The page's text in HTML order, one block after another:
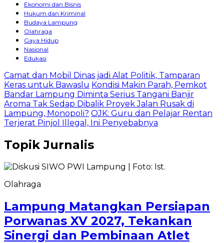
Ekonomi dan Bisnis
Hukum dan Kriminal
Budaya Lampung
Olahraga
Gaya Hidup
Nasional
Edukasi
Camat dan Mobil Dinas jadi Alat Politik, Tamparan
Keras untuk Bawaslu Kondisi Makin Parah, Pemkot
Bandar Lampung Diminta Serius Tangani Banjir
Aroma Tak Sedap Dibalik Proyek Jalan Rusak di
Lampung, Monopoli? OJK: Guru dan Pelajar Rentan
Terjerat Pinjol Illegal, Ini Penyebabnya
TopikJurnalis
Olahraga
Lampung Matangkan Persiapan
Porwanas XV 2027, Tekankan
Sinergi dan Pembinaan Atlet